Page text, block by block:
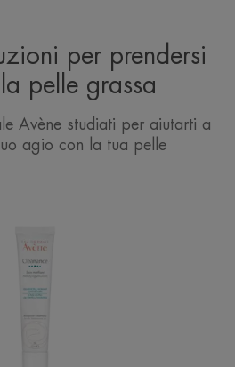
per prendersi
pelle grassa
Avène studiati per aiutarti a
agio con la tua pelle
Opacizzante